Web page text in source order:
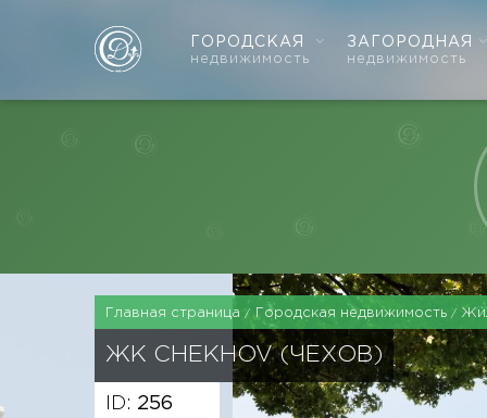
ГОРОДСКАЯ
недвижимость
ЗАГОРОДНАЯ
недвижимость
Главная страница Городская недвижимость
ЖК CHEKHOV (ЧЕХОВ)
ID: 256